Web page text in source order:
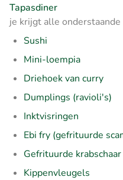
Tapasdiner
je krijgt alle
Sushi
Mini-loempia
Driehoek van curry
Dumplings (ravioli's)
Inktvisringen
Ebi fry (gefrituurde
Gefrituurde krabschaar
Kippenvleugels